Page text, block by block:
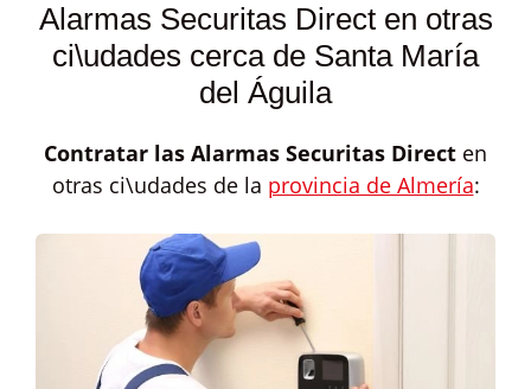
Alarmas Securitas Direct en otras
ci\udades cerca de Santa María
del Águila
Contratar las Alarmas Securitas Direct en
otras ci\udades de la provincia de Almería: